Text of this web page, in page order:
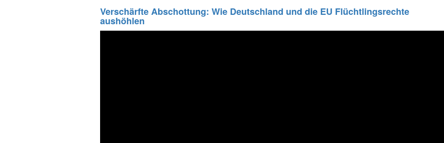
Verschärfte Abschottung: Wie Deutschland und die EU Flüchtlingsrechte
aushöhlen